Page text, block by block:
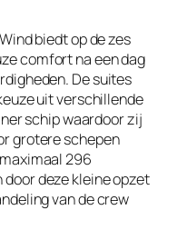
biedt op de zes
comfort na een dag
De suites
uit verschillende
schip waardoor zij
grotere schepen
296
door deze kleine opzet
van de crew